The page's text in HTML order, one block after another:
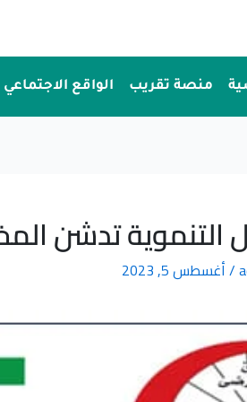
منصة تقريب الواقع
تدشن المخيم
/أغسطس 5, 2023